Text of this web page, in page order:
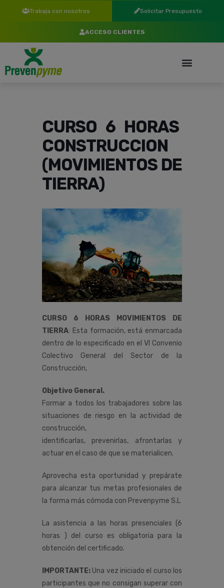
Trabaja con nosotros Solicitar Presupuesto
ACCESO CLIENTES
CURSO 6 HORAS
CONSTRUCCION
(MOVIMIENTOS DE
TIERRA)
CURSO 6 HORAS MOVIMIENTOS DE
TIERRA: Esta formación, está enmarcada
dentro de lo especificado en el VI Convenio
Colectivo
General delSector de
la
Construcción,
Objetivo General.
Formar a todos los trabajadores sobre las
situaciones de riesgo en la actividad de
construcción,
identificarlas, prevenirlas, afrontarlas y
actuar en el caso de que se materialicen.
Aprovecha esta oportunidad y prepárate
para alcanzar tus metas profesionales de
la forma más cómoda con Prevenpyme S.L
La asistencia a las horas presenciales (6
horas ) del curso es obligatoria para la
obtención del certificado.
IMPORTANTE: Una vez iniciado el curso los
participantes que no consigan superar con